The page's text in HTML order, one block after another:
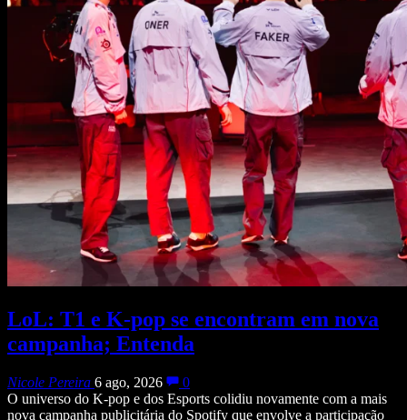
LoL: T1 e K-pop se encontram em nova
campanha; Entenda
Nicole Pereira 6 ago, 2026
0
O universo do K-pop e dos Esports colidiu novamente com a mais
nova campanha publicitária do Spotify que envolve a participação